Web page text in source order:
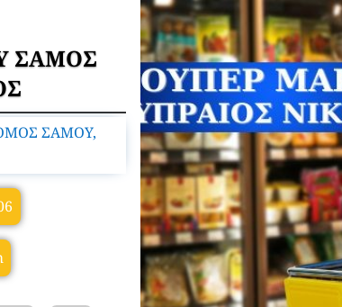
ΣΑΜΟΣ
ΣΑΜΟΥ,